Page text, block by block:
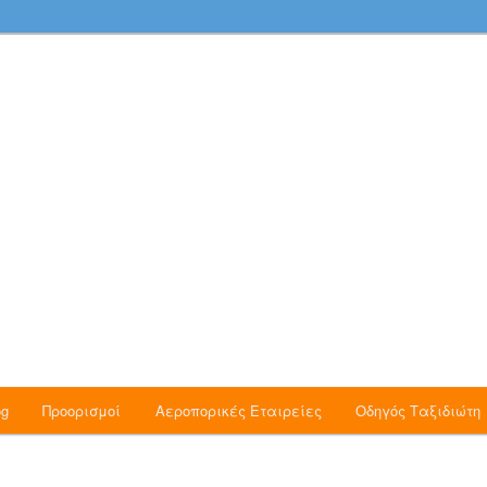
Πτήσεις, Ταξίδια, Νέα και Προσφορές
Προορισμοί Αεροπορικές Εταιρείες Οδηγός Ταξιδιώτη